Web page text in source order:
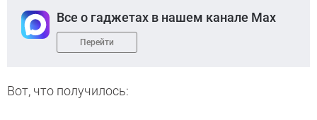
Все о гаджетах в нашем канале Max
Перейти
Вот, что получилось: